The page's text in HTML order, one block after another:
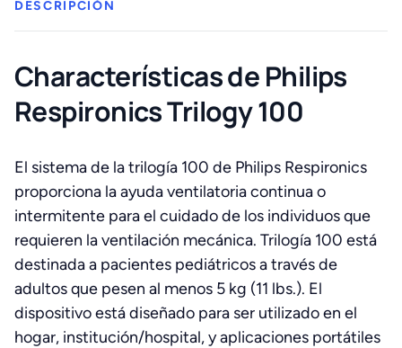
DESCRIPCIÓN
Characterísticas de Philips
Respironics Trilogy 100
El sistema de la trilogía 100 de Philips Respironics
proporciona la ayuda ventilatoria continua o
intermitente para el cuidado de los individuos que
requieren la ventilación mecánica. Trilogía 100 está
destinada a pacientes pediátricos a través de
adultos que pesen al menos 5 kg (11 lbs.). El
dispositivo está diseñado para ser utilizado en el
hogar, institución/hospital, y aplicaciones portátiles